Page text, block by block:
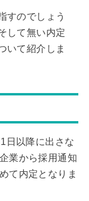
すのでしょう
して無い内定
いて紹介しま
日以降に出さな
業から採用通知
て内定となりま